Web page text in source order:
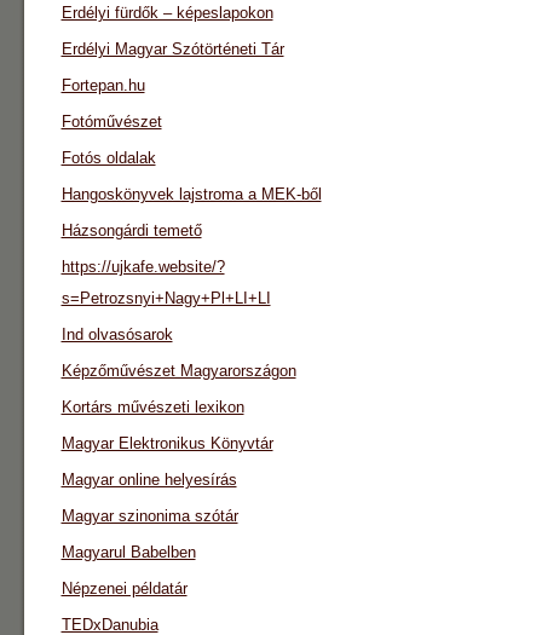
Erdélyi fürdők – képeslapokon
Erdélyi Magyar Szótörténeti Tár
Fortepan.hu
Fotóművészet
Fotós oldalak
Hangoskönyvek lajstroma a MEK-ből
Házsongárdi temető
https://ujkafe.website/?
s=Petrozsnyi+Nagy+Pl+LI+LI
Ind olvasósarok
Képzőművészet Magyarországon
Kortárs művészeti lexikon
Magyar Elektronikus Könyvtár
Magyar online helyesírás
Magyar szinonima szótár
Magyarul Babelben
Népzenei példatár
TEDxDanubia